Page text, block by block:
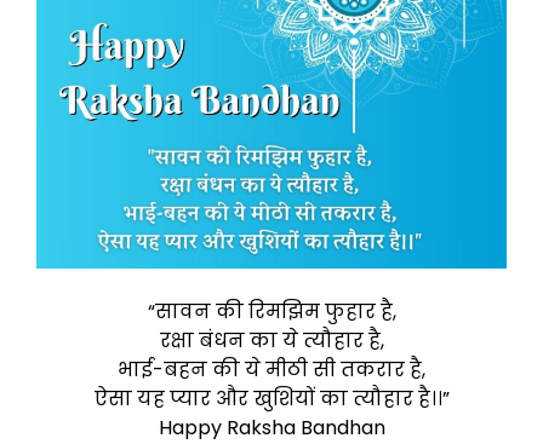
“सावन की रिमझिम फुहार है,
रक्षा बंधन का ये त्यौहार है,
भाई-बहन की ये मीठी सी तकरार है,
ऐसा यह प्यार और खुशियों का त्यौहार है।।”
Happy Raksha Bandhan